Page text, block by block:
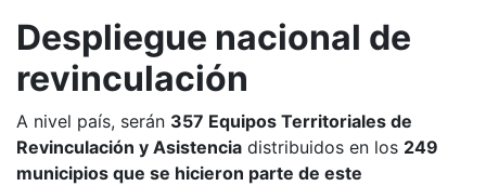
Despliegue nacional de
revinculación
A nivel país, serán 357 Equipos Territoriales de
Revinculación y Asistencia distribuidos en los 249
municipios que se hicieron parte de este